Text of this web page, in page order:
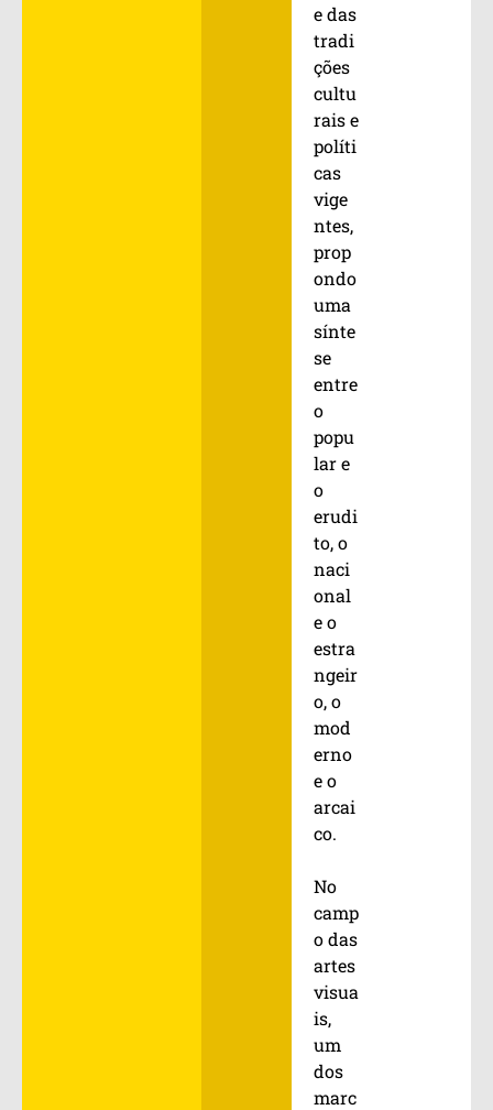
e das
tradi
ções
cultu
rais e
políti
cas
vige
ntes,
prop
ondo
uma
sínte
se
entre
o
popu
lar e
o
erudi
to, o
naci
onal
e o
estra
ngeir
o, o
mod
erno
e o
arcai
co.
No
camp
o das
artes
visua
is,
um
dos
marc